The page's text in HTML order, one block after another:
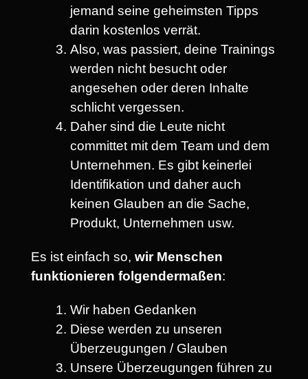
jemand seine geheimsten Tipps
darin kostenlos verrät.
Also, was passiert, deine Trainings
werden nicht besucht oder
angesehen oder deren Inhalte
schlicht vergessen.
Daher sind die Leute nicht
committet mit dem Team und dem
Unternehmen. Es gibt keinerlei
Identifikation und daher auch
keinen Glauben an die Sache,
Produkt, Unternehmen usw.
Es ist einfach so, wir Menschen
funktionieren folgendermaßen:
Wir haben Gedanken
Diese werden zu unseren
Überzeugungen / Glauben
Unsere Überzeugungen führen zu